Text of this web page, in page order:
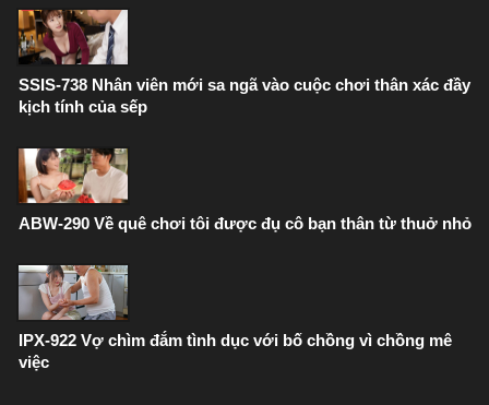
SSIS-738 Nhân viên mới sa ngã vào cuộc chơi thân xác đầy
kịch tính của sếp
ABW-290 Về quê chơi tôi được đụ cô bạn thân từ thuở nhỏ
IPX-922 Vợ chìm đắm tình dục với bố chồng vì chồng mê
việc